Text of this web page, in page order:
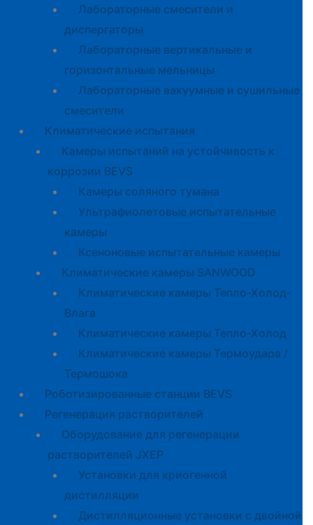
Лабораторные смесители и
диспергаторы
Лабораторные вертикальные и
горизонтальные мельницы
Лабораторные вакуумные и сушильные
смесители
Климатические испытания
Камеры испытаний на устойчивость к
коррозии BEVS
Камеры соляного тумана
Ультрафиолетовые испытательные
камеры
Ксеноновые испытательные камеры
Климатические камеры SANWOOD
Климатические камеры Тепло-Холод-
Влага
Климатические камеры Тепло-Холод
Климатические камеры Термоудара /
Термошока
Роботизированные станции BEVS
Регенерация растворителей
Оборудование для регенерации
растворителей JXEP
Установки для криогенной
дистилляции
Дистилляционные установки с двойной